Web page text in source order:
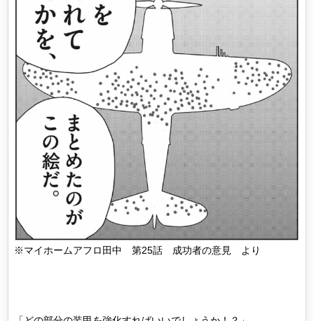
※マイホームアフロ田中 第25話 成功者の意見 より